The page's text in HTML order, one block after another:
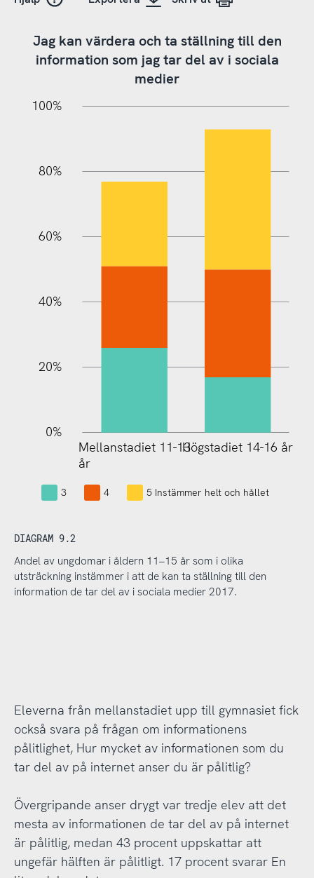
Jag kan värdera och ta ställning till den
information som jag tar del av i sociala
medier
100%
80%
60%
40%
20%
0%
Mellanstadiet 11-13
Mellanstadiet 11-13
år
Högstadiet 14-16 år
3 4 5 Instämmer helt och hållet
DIAGRAM 9.2
Andel av ungdomar i åldern 11–15 år som i olika
utsträckning instämmer i att de kan ta ställning till den
information de tar del av i sociala medier 2017.
Eleverna från mellanstadiet upp till gymnasiet fick
också svara på frågan om informationens
pålitlighet, Hur mycket av informationen som du
tar del av på internet anser du är pålitlig?
Övergripande anser drygt var tredje elev att det
mesta av informationen de tar del av på internet
är pålitlig, medan 43 procent uppskattar att
ungefär hälften är pålitligt. 17 procent svarar En